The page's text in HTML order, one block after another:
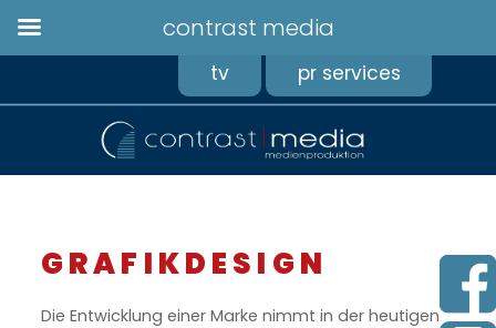
tv pr services
GRAFIKDESIGN
Die Entwicklung einer Marke nimmt in der heutigen
contrast media